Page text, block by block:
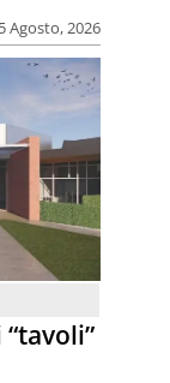
Agosto, 2026